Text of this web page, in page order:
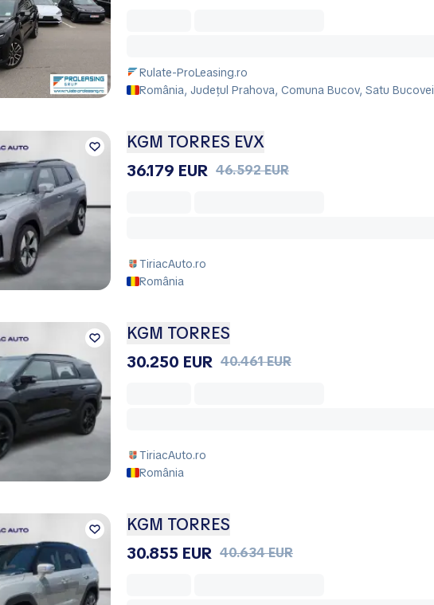
Rulate-ProLeasing.ro
România, Județul Prahova, Comuna Bucov, Satu Bucovei
KGM TORRES EVX
36.179 EUR 46.592 EUR
TiriacAuto.ro
România
KGM TORRES
30.250 EUR 40.461 EUR
TiriacAuto.ro
România
KGM TORRES
30.855 EUR 40.634 EUR